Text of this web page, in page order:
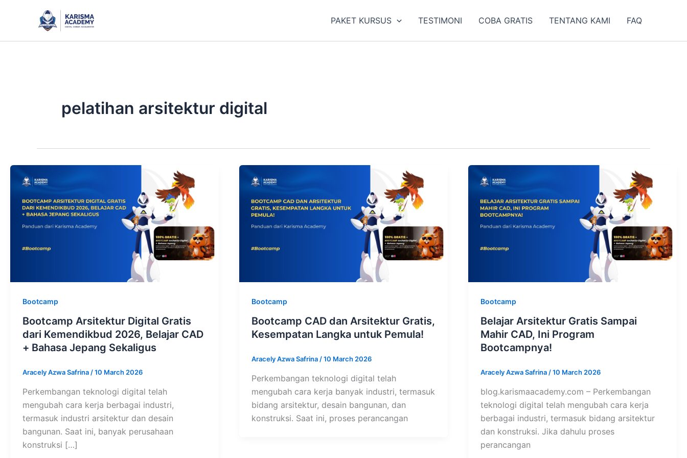
PAKET KURSUS TESTIMONI COBA GRATIS TENTANG KAMI FAQ
pelatihan arsitektur digital
Bootcamp
Bootcamp Arsitektur Digital Gratis
dari Kemendikbud 2026, Belajar CAD
+ Bahasa Jepang Sekaligus
Aracely Azwa Safrina/10 March 2026
Perkembangan teknologi digital telah
mengubah cara kerja berbagai industri,
termasuk industri arsitektur dan desain
bangunan. Saat ini, banyak perusahaan
konstruksi […]
Bootcamp
Bootcamp CAD dan Arsitektur Gratis,
Kesempatan Langka untuk Pemula!
Aracely Azwa Safrina/10 March 2026
Perkembangan teknologi digital telah
mengubah cara kerja banyak industri, termasuk
bidang arsitektur, desain bangunan, dan
konstruksi. Saat ini, proses perancangan
Bootcamp
Belajar Arsitektur Gratis Sampai
Mahir CAD, Ini Program
Bootcampnya!
Aracely Azwa Safrina/10 March 2026
blog.karismaacademy.com – Perkembangan
teknologi digital telah mengubah cara kerja
berbagai industri, termasuk bidang arsitektur
dan konstruksi. Jika dahulu proses
perancangan